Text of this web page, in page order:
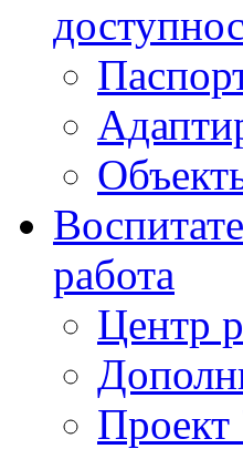
работа
Центр
Проект